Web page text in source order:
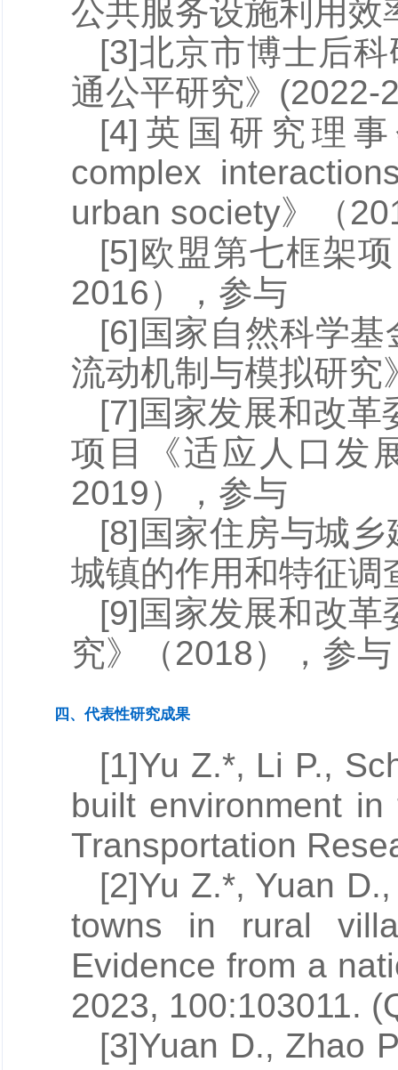
公共服务设施利用效
[3]北京市博士后
通公平研究》(2022-
[4]英国研究理
complex
urban society》（
[5]欧盟第七框架
2016），参与
[6]国家自然科学
流动机制与模拟研
[7]国家发展和改革
项目《适应人口发
2019），参与
[8]国家住房与城
城镇的作用和特征
[9]国家发展和改革
究》（2018），参与
四、代表性研究成果
[1]Yu Z.*, Li P.,
built environment
Transportation
[2]Yu Z.*, Yuan
towns in rural
Evidence from a
2023, 100:103011.
[3]Yuan D., Zhao